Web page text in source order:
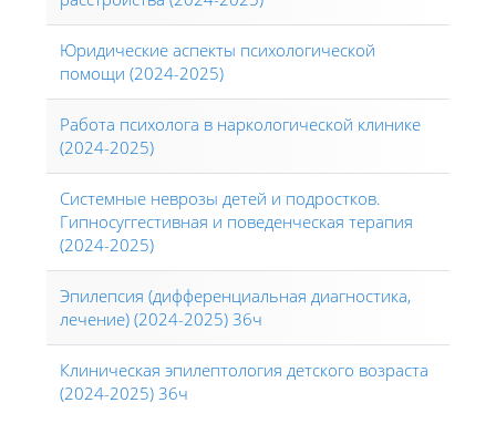
Юридические аспекты психологической
помощи (2024-2025)
Работа психолога в наркологической клинике
(2024-2025)
Системные неврозы детей и подростков.
Гипносуггестивная и поведенческая терапия
(2024-2025)
Эпилепсия (дифференциальная диагностика,
лечение) (2024-2025) 36ч
Клиническая эпилептология детского возраста
(2024-2025) 36ч